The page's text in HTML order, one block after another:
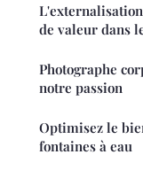
de valeur dans
Photographe
notre passion
Optimisez le
fontaines à eau